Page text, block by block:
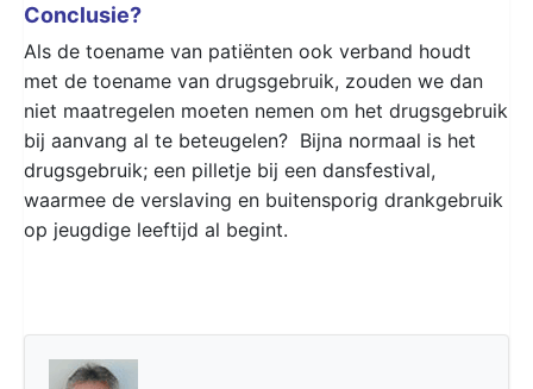
Conclusie?
Als de toename van patiënten ook verband houdt
met de toename van drugsgebruik, zouden we dan
niet maatregelen moeten nemen om het drugsgebruik
bij aanvang al te beteugelen? Bijna normaal is het
drugsgebruik; een pilletje bij een dansfestival,
waarmee de verslaving en buitensporig drankgebruik
op jeugdige leeftijd al begint.